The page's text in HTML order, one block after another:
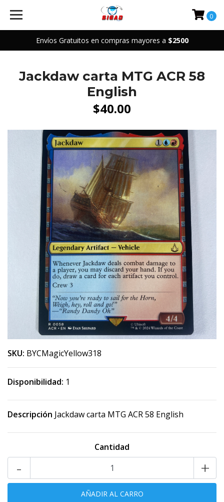
Envíos Gratuitos en compras mayores a $2500
0
Jackdaw carta MTG ACR 58
English
$40.00
SKU: BYCMagicYellow318
Disponibilidad: 1
Descripción Jackdaw carta MTG ACR 58 English
Cantidad
+
-